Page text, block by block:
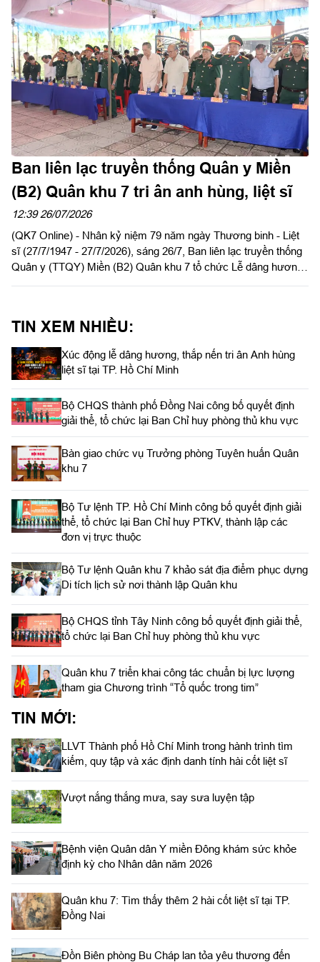
Ban liên lạc truyền thống Quân y Miền
(B2) Quân khu 7 tri ân anh hùng, liệt sĩ
12:39 26/07/2026
(QK7 Online) - Nhân kỷ niệm 79 năm ngày Thương binh - Liệt
sĩ (27/7/1947 - 27/7/2026), sáng 26/7, Ban liên lạc truyền thống
Quân y (TTQY) Miền (B2) Quân khu 7 tổ chức Lễ dâng hương
phố Đồng Nai.
TIN XEM NHIỀU:
Xúc động lễ dâng hương, thắp nến tri ân Anh hùng
liệt sĩ tại TP. Hồ Chí Minh
Bộ CHQS thành phố Đồng Nai công bố quyết định
giải thể, tổ chức lại Ban Chỉ huy phòng thủ khu vực
Bàn giao chức vụ Trưởng phòng Tuyên huấn Quân
khu 7
Bộ Tư lệnh TP. Hồ Chí Minh công bố quyết định giải
thể, tổ chức lại Ban Chỉ huy PTKV, thành lập các
đơn vị trực thuộc
Bộ Tư lệnh Quân khu 7 khảo sát địa điểm phục dựng
Di tích lịch sử nơi thành lập Quân khu
Bộ CHQS tỉnh Tây Ninh công bố quyết định giải thể,
tổ chức lại Ban Chỉ huy phòng thủ khu vực
Quân khu 7 triển khai công tác chuẩn bị lực lượng
tham gia Chương trình “Tổ quốc trong tim”
TIN MỚI:
LLVT Thành phố Hồ Chí Minh trong hành trình tìm
kiếm, quy tập và xác định danh tính hài cốt liệt sĩ
Vượt nắng thắng mưa, say sưa luyện tập
Bệnh viện Quân dân Y miền Đông khám sức khỏe
định kỳ cho Nhân dân năm 2026
Quân khu 7: Tìm thấy thêm 2 hài cốt liệt sĩ tại TP.
Đồng Nai
Đồn Biên phòng Bu Cháp lan tỏa yêu thương đến